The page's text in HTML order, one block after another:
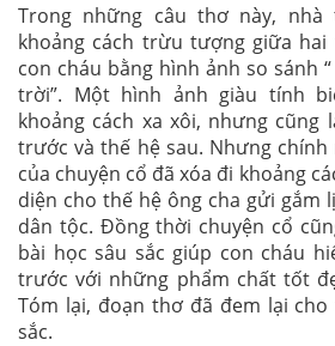
Trong những câu thơ này,
khoảng cách trừu tượng giữa hai
con cháu bằng hình ảnh so sánh
trời”. Một hình ảnh giàu tính
khoảng cách xa xôi, nhưng cũng
trước và thế hệ sau. Nhưng
của chuyện cổ đã xóa đi khoảng
diện cho thế hệ ông cha gửi gắm
dân tộc. Đồng thời chuyện cổ
bài học sâu sắc giúp con cháu
trước với những phẩm chất tốt
Tóm lại, đoạn thơ đã đem lại
sắc.